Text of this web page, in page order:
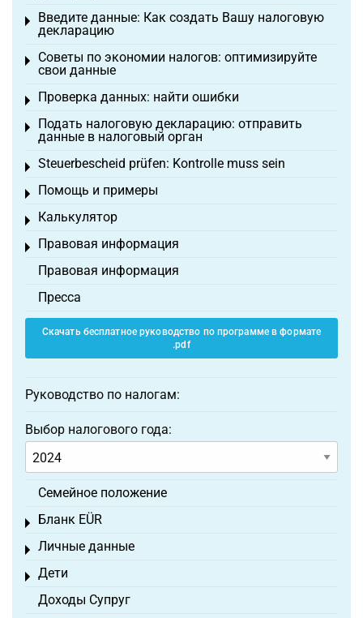
Введите данные: Как создать Вашу налоговую
декларацию
Toggle menu
Советы по экономии налогов: оптимизируйте
свои данные
Toggle menu
Проверка данных: найти ошибки
Toggle menu
Подать налоговую декларацию: отправить
данные в налоговый орган
Toggle menu
Steuerbescheid prüfen: Kontrolle muss sein
Toggle menu
Помощь и примеры
Toggle menu
Калькулятор
Toggle menu
Правовая информация
Toggle menu
Правовая информация
Пресса
Скачать бесплатное руководство по программе в формате
.pdf
Руководство по налогам:
Выбор налогового года:
Семейное положение
Бланк EÜR
Toggle menu
Личные данные
Toggle menu
Дети
Toggle menu
Доходы Супруг